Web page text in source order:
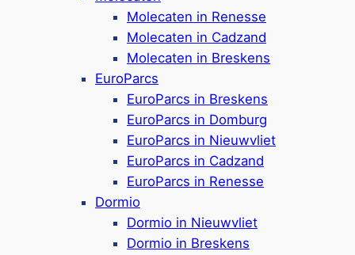
Molecaten in Renesse
Molecaten in Cadzand
Molecaten in Breskens
EuroParcs
EuroParcs in Breskens
EuroParcs in Domburg
EuroParcs in Nieuwvliet
EuroParcs in Cadzand
EuroParcs in Renesse
Dormio
Dormio in Nieuwvliet
Dormio in Breskens
Ferienparks aufWalcheren
Ferienparks inOuddorp
Ausgewählte Ferienparks in
Zeeland:
Molecaten Park Wijde Blick